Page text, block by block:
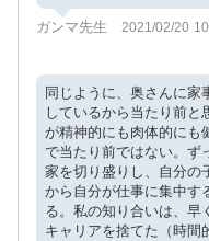
ガンマ先生 2021/02/20
同じように、奥さんに家
しているから当たり前と
が精神的にも肉体的にも
で当たり前ではない。ず
家を切り盛りし、自分の
から自分が仕事に集中す
る。私の知り合いは、早
キャリアを捨てた（時間